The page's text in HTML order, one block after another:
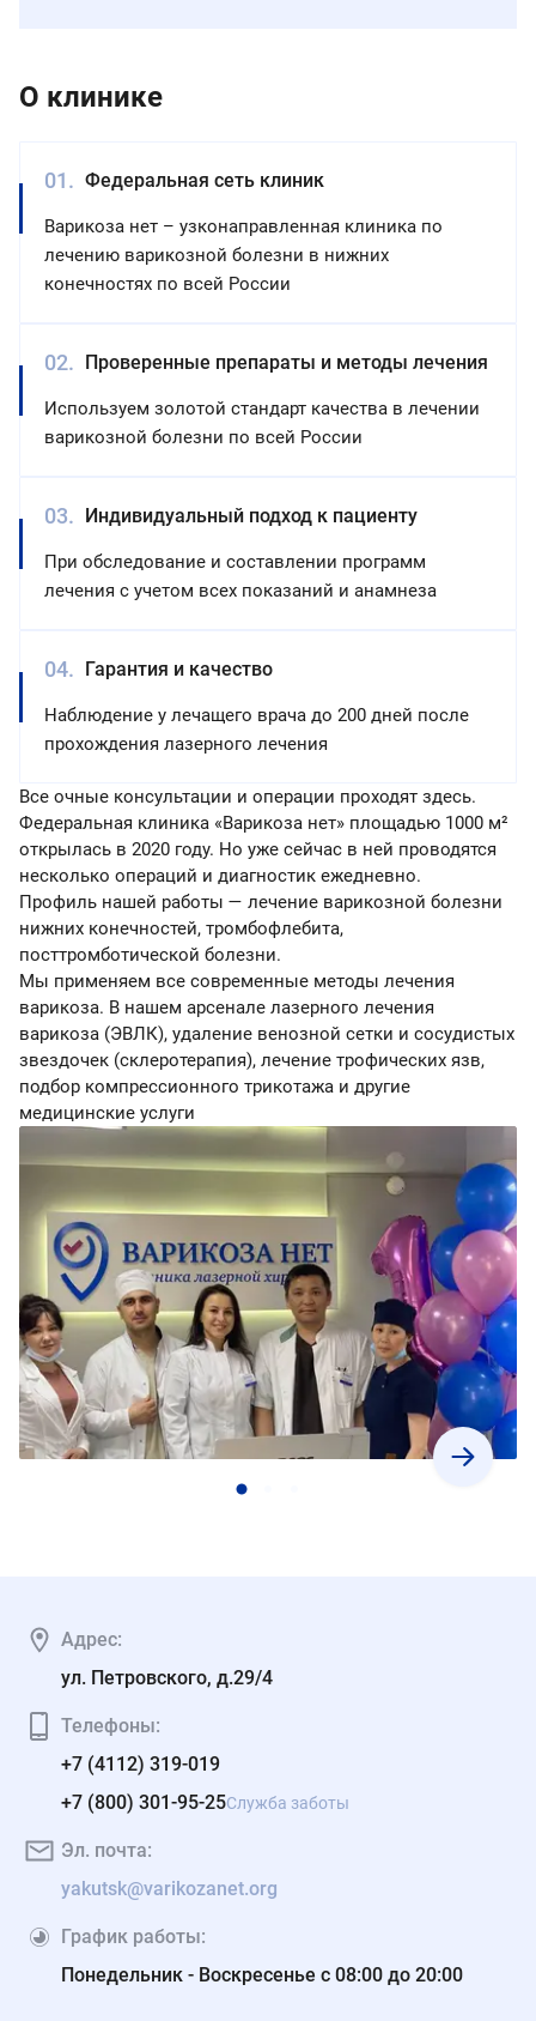
О клинике
Федеральная сеть клиник
Варикоза нет – узконаправленная клиника по
лечению варикозной болезни в нижних
конечностях по всей России
Проверенные препараты и методы лечения
Используем золотой стандарт качества в лечении
варикозной болезни по всей России
Индивидуальный подход к пациенту
При обследование и составлении программ
лечения с учетом всех показаний и анамнеза
Гарантия и качество
Наблюдение у лечащего врача до 200 дней после
прохождения лазерного лечения
Все очные консультации и операции проходят здесь.
Федеральная клиника «Варикоза нет» площадью 1000 м²
открылась в 2020 году. Но уже сейчас в ней проводятся
несколько операций и диагностик ежедневно.
Профиль нашей работы — лечение варикозной болезни
нижних конечностей, тромбофлебита,
посттромботической болезни.
Мы применяем все современные методы лечения
варикоза. В нашем арсенале лазерного лечения
варикоза (ЭВЛК), удаление венозной сетки и сосудистых
звездочек (склеротерапия), лечение трофических язв,
подбор компрессионного трикотажа и другие
медицинские услуги
Адрес:
ул. Петровского, д.29/4
Телефоны:
+7 (4112) 319-019
+7 (800) 301-95-25Служба заботы
Эл. почта:
yakutsk@varikozanet.org
График работы:
Понедельник - Воскресенье с 08:00 до 20:00